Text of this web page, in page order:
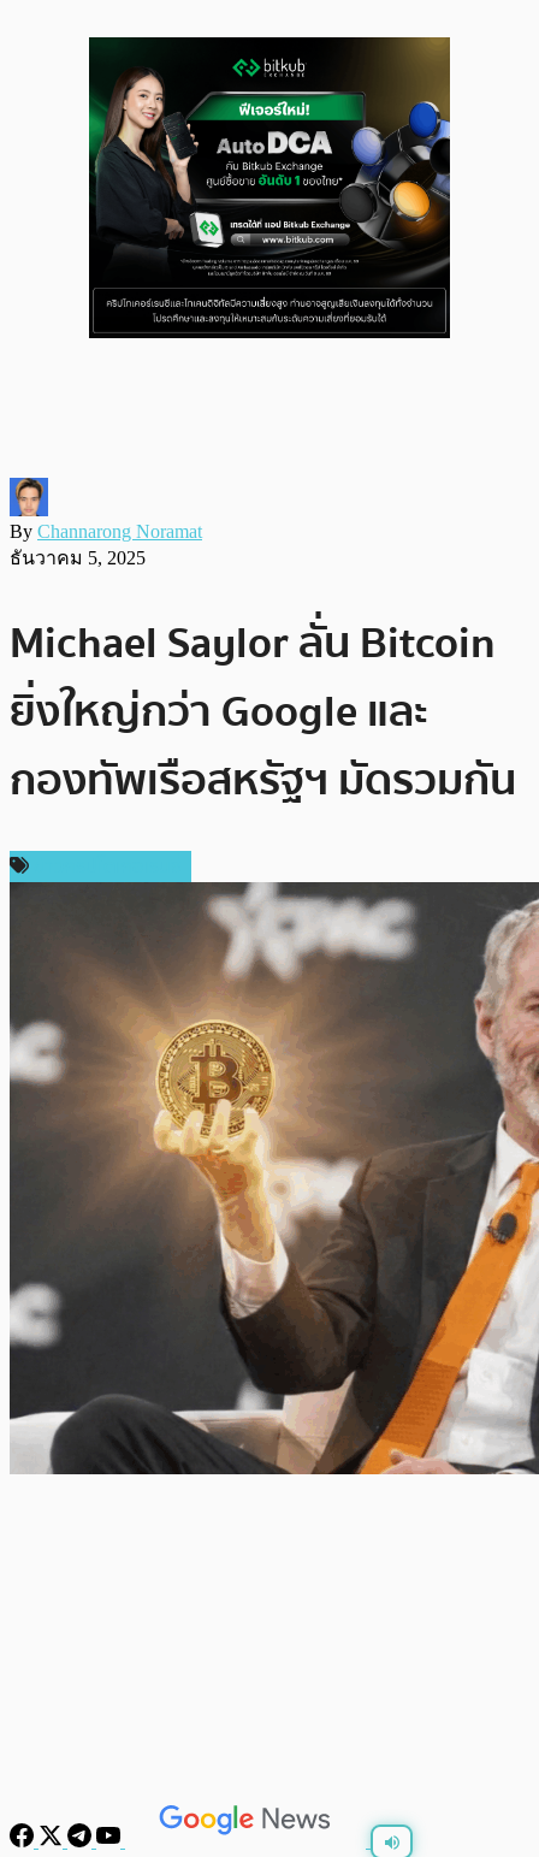
By Channarong Noramat
ธันวาคม 5, 2025
Michael Saylor ลั่น Bitcoin
ยิ่งใหญ่กว่า Google และ
กองทัพเรือสหรัฐฯ มัดรวมกัน